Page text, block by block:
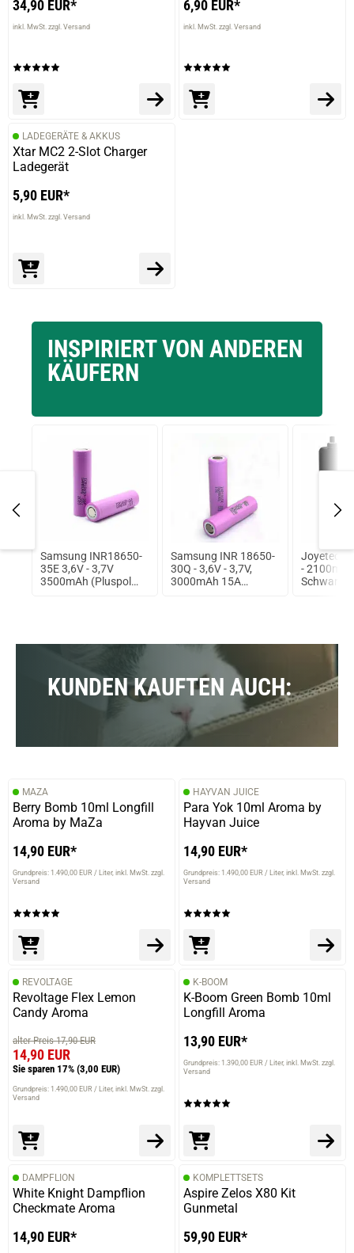
34,90 EUR*
inkl. MwSt. zzgl. Versand
6,90 EUR*
inkl. MwSt. zzgl. Versand
LADEGERÄTE & AKKUS
Xtar MC2 2-Slot Charger
Ladegerät
5,90 EUR*
inkl. MwSt. zzgl. Versand
INSPIRIERT VON ANDEREN
KÄUFERN
Samsung INR18650-
35E 3,6V - 3,7V
3500mAh (Pluspol
Samsung INR 18650-
30Q - 3,6V - 3,7V,
3000mAh 15A
Joyetech
-
Schwarz
KUNDEN KAUFTEN AUCH:
MAZA
Berry Bomb 10ml Longfill
Aroma by MaZa
14,90 EUR*
Grundpreis: 1.490,00 EUR / Liter inkl. MwSt. zzgl.
Versand
HAYVAN JUICE
Para Yok 10ml Aroma by
Hayvan Juice
14,90 EUR*
Grundpreis: 1.490,00 EUR / Liter inkl. MwSt. zzgl.
Versand
REVOLTAGE
Revoltage Flex Lemon
Candy Aroma
alter Preis 17,90 EUR
14,90 EUR
Sie sparen 17% (3,00 EUR)
Grundpreis: 1.490,00 EUR / Liter inkl. MwSt. zzgl.
Versand
K-BOOM
K-Boom Green Bomb 10ml
Longfill Aroma
13,90 EUR*
Grundpreis: 1.390,00 EUR / Liter inkl. MwSt. zzgl.
Versand
DAMPFLION
White Knight Dampflion
Checkmate Aroma
14,90 EUR*
KOMPLETTSETS
Aspire Zelos X80 Kit
Gunmetal
59,90 EUR*